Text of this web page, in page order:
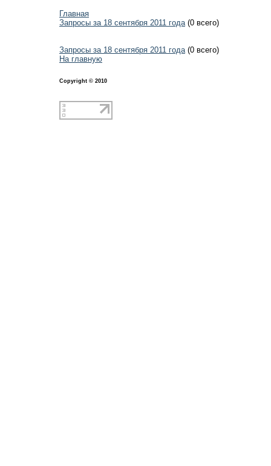
Главная
Запросы за 18 сентября 2011 года(0 всего)
Запросы за 18 сентября 2011 года(0 всего)
На главную
Copyright © 2010